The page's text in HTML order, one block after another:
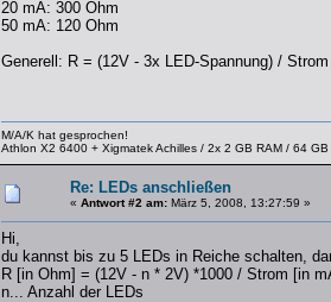
20 mA: 300 Ohm
50 mA: 120 Ohm
Generell: R = (12V - 3x LED-Spannung) / Strom
M/A/K hat gesprochen!
Athlon X2 6400 + Xigmatek Achilles / 2x 2 GB RAM / 64 GB
Re: LEDs anschließen
« Antwort #2 am: März 5, 2008, 13:27:59 »
Hi,
du kannst bis zu 5 LEDs in Reiche schalten,
R [in Ohm] = (12V - n * 2V) *1000 / Strom [in
n... Anzahl der LEDs